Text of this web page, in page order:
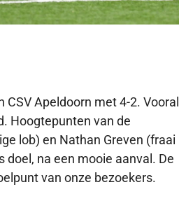
Apeldoorn met 4-2. Vooral
Hoogtepunten van de
lob) en Nathan Greven (fraai
na een mooie aanval. De
van onze bezoekers.